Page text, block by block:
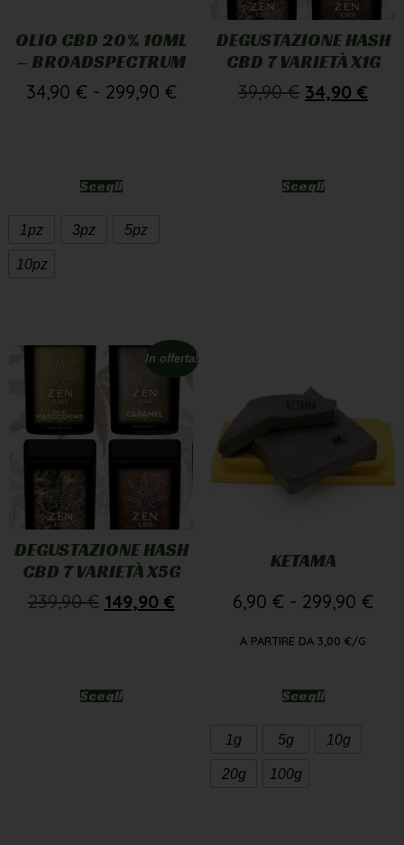
OLIO CBD 20% 10ML
– BROADSPECTRUM
34,90 € - 299,90 €
Scegli
1pz 3pz 5pz
10pz
DEGUSTAZIONE HASH
CBD 7 VARIETÀ X1G
39,90€ 34,90 €
Scegli
In offerta!
DEGUSTAZIONE HASH
CBD 7 VARIETÀ X5G
239,90€ 149,90 €
Scegli
KETAMA
6,90 € - 299,90 €
A PARTIRE DA 3,00 €/G
Scegli
1g 5g 10g
20g 100g